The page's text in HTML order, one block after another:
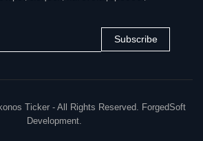
Subscribe
Ticker - All Rights Reserved. ForgedSoft
Development.